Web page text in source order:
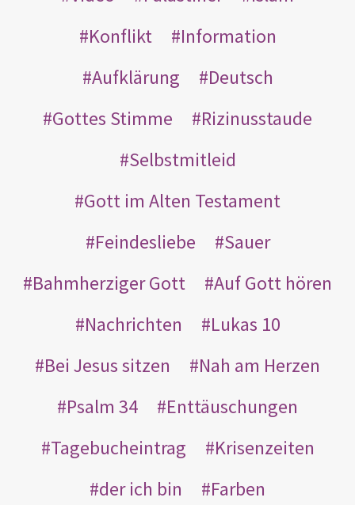
Konflikt
Information
Aufklärung
Deutsch
Gottes Stimme
Rizinusstaude
Selbstmitleid
Gott im Alten Testament
Feindesliebe
Sauer
Bahmherziger Gott
Auf Gott hören
Nachrichten
Lukas 10
Bei Jesus sitzen
Nah am Herzen
Psalm 34
Enttäuschungen
Tagebucheintrag
Krisenzeiten
der ich bin
Farben